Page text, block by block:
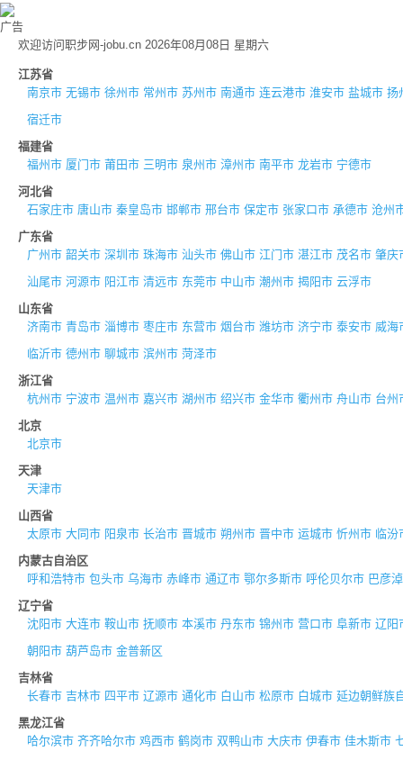
广告
欢迎访问职步网-jobu.cn 2026年08月08日 星期六
江苏省
南京市 无锡市 徐州市 常州市 苏州市 南通市 连云港市 淮安市 盐城市 扬
宿迁市
福建省
福州市 厦门市 莆田市 三明市 泉州市 漳州市 南平市 龙岩市 宁德市
河北省
石家庄市 唐山市 秦皇岛市 邯郸市 邢台市 保定市 张家口市 承德市 沧州
广东省
广州市 韶关市 深圳市 珠海市 汕头市 佛山市 江门市 湛江市 茂名市 肇庆
汕尾市 河源市 阳江市 清远市 东莞市 中山市 潮州市 揭阳市 云浮市
山东省
济南市 青岛市 淄博市 枣庄市 东营市 烟台市 潍坊市 济宁市 泰安市 威海
临沂市 德州市 聊城市 滨州市 菏泽市
浙江省
杭州市 宁波市 温州市 嘉兴市 湖州市 绍兴市 金华市 衢州市 舟山市 台州
北京
北京市
天津
天津市
山西省
太原市 大同市 阳泉市 长治市 晋城市 朔州市 晋中市 运城市 忻州市 临汾
内蒙古自治区
呼和浩特市 包头市 乌海市 赤峰市 通辽市 鄂尔多斯市 呼伦贝尔市 巴彦
辽宁省
沈阳市 大连市 鞍山市 抚顺市 本溪市 丹东市 锦州市 营口市 阜新市 辽阳
朝阳市 葫芦岛市 金普新区
吉林省
长春市 吉林市 四平市 辽源市 通化市 白山市 松原市 白城市 延边朝鲜族
黑龙江省
哈尔滨市 齐齐哈尔市 鸡西市 鹤岗市 双鸭山市 大庆市 伊春市 佳木斯市